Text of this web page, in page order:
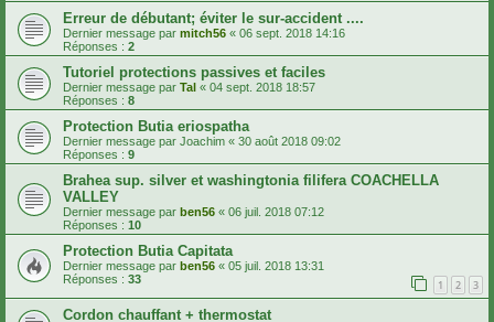
Erreur de débutant; éviter le sur-accident ....
Dernier message par mitch56 « 06 sept. 2018 14:16
Réponses : 2
Tutoriel protections passives et faciles
Dernier message par Tal « 04 sept. 2018 18:57
Réponses : 8
Protection Butia eriospatha
Dernier message par Joachim « 30 août 2018 09:02
Réponses : 9
Brahea sup. silver et washingtonia filifera COACHELLA
VALLEY
Dernier message par ben56 « 06 juil. 2018 07:12
Réponses : 10
Protection Butia Capitata
Dernier message par ben56 « 05 juil. 2018 13:31
Réponses : 33 1 2 3
Cordon chauffant + thermostat